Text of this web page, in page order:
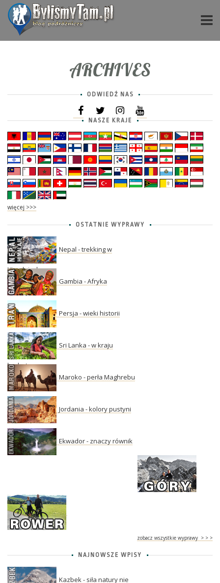
ARCHIVES
ODWIEDŹ NAS
NASZE KRAJE
więcej >>>
OSTATNIE WYPRAWY
Nepal - trekking w
Himalajach
Gambia - Afryka
Persja - wieki historii
Sri Lanka - w kraju
herbaty
Maroko - perła Maghrebu
Jordania - kolory pustyni
Ekwador - znaczy równik
zobacz wszystkie wyprawy > > >
NAJNOWSZE WPISY
Kazbek - siła natury nie